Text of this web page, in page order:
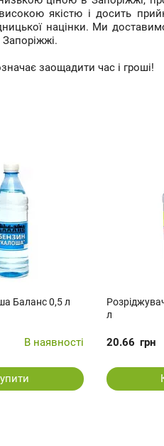
високою якістю і досить
націнки. Ми
заощадити час і гроші!
Баланс 0,5 л
В наявності
л
20.66 грн